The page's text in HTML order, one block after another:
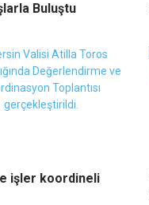
Buluştu
işler koordineli